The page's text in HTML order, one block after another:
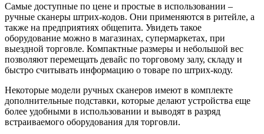
Самые доступные по цене и простые в использовании –
ручные сканеры штрих-кодов. Они применяются в ритейле, а
также на предприятиях общепита. Увидеть такое
оборудование можно в магазинах, супермаркетах, при
выездной торговле. Компактные размеры и небольшой вес
позволяют перемещать девайс по торговому залу, складу и
быстро считывать информацию о товаре по штрих-коду.
Некоторые модели ручных сканеров имеют в комплекте
дополнительные подставки, которые делают устройства еще
более удобными в использовании и выводят в разряд
встраиваемого оборудования для торговли.